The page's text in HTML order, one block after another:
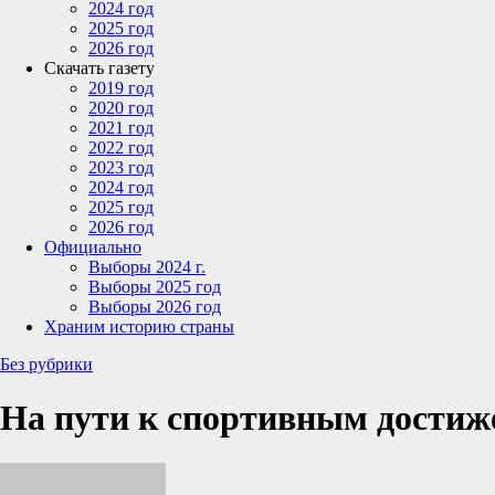
2024 год
2025 год
2026 год
Скачать газету
2019 год
2020 год
2021 год
2022 год
2023 год
2024 год
2025 год
2026 год
Официально
Выборы 2024 г.
Выборы 2025 год
Выборы 2026 год
Храним историю страны
Без рубрики
На пути к спортивным